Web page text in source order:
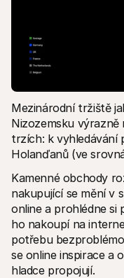
Mezinárodní tržiště
Nizozemsku výrazně
trzích: k vyhledávání
Holanďanů (ve
Kamenné obchody
nakupující se mění v
online a prohlédne si
ho nakoupí na
potřebu
se online inspirace a
hladce propojují.